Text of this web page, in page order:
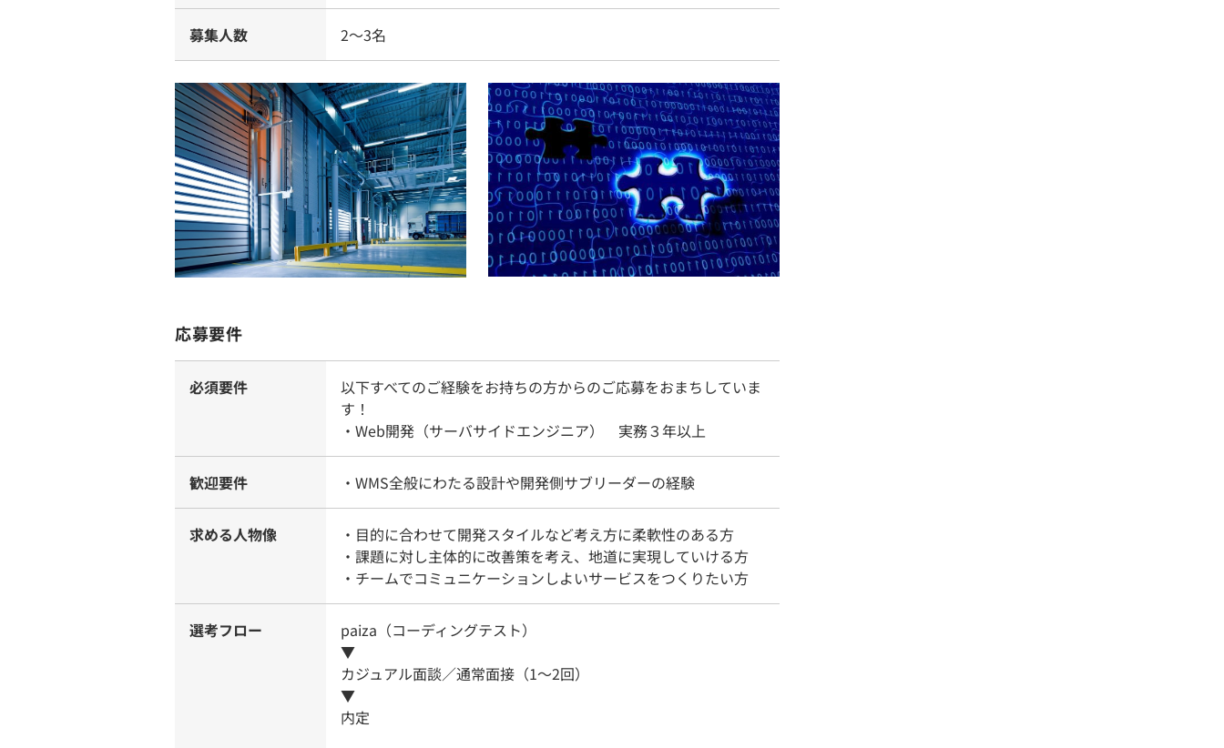
募集人数 2～3名
応募要件
必須要件
以下すべてのご経験をお持ちの方からのご応募をおまちしていま
す！
・Web開発（サーバサイドエンジニア） 実務３年以上
歓迎要件 ・WMS全般にわたる設計や開発側サブリーダーの経験
求める人物像
・目的に合わせて開発スタイルなど考え方に柔軟性のある方
・課題に対し主体的に改善策を考え、地道に実現していける方
・チームでコミュニケーションしよいサービスをつくりたい方
選考フロー
paiza（コーディングテスト）
▼
カジュアル面談／通常面接（1～2回）
▼
内定